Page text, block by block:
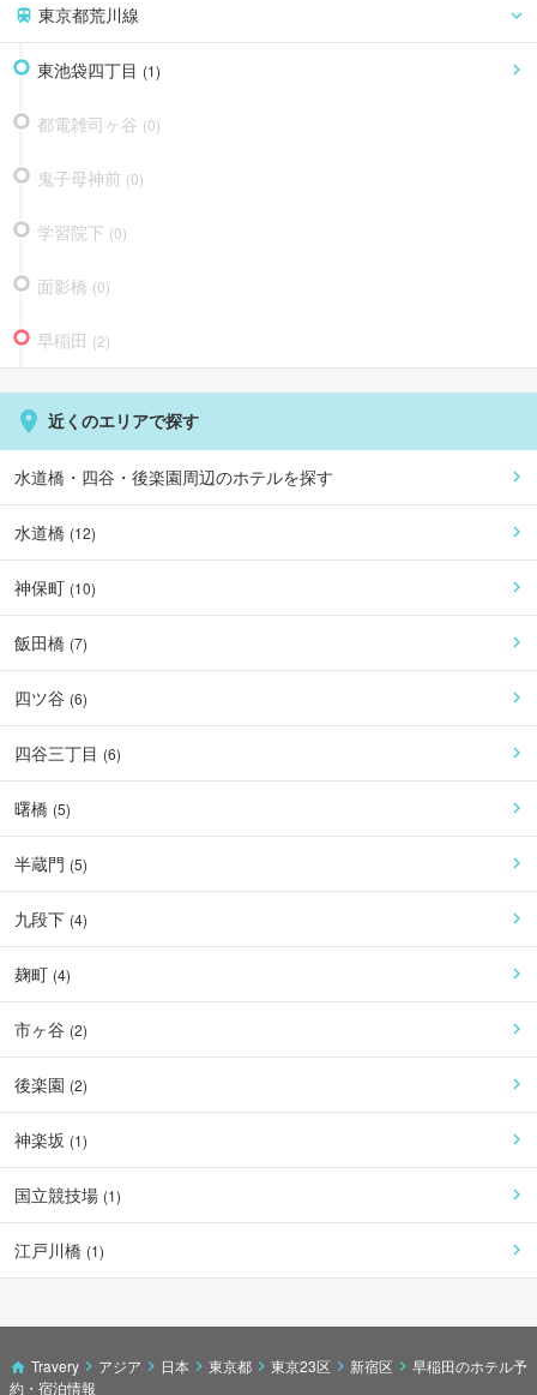
東京都荒川線
東池袋四丁目 (1)
都電雑司ヶ谷 (0)
鬼子母神前 (0)
学習院下 (0)
面影橋 (0)
早稲田 (2)
近くのエリアで探す
水道橋・四谷・後楽園周辺のホテルを探す
水道橋 (12)
神保町 (10)
飯田橋 (7)
四ツ谷 (6)
四谷三丁目 (6)
曙橋 (5)
半蔵門 (5)
九段下 (4)
麹町 (4)
市ヶ谷 (2)
後楽園 (2)
神楽坂 (1)
国立競技場 (1)
江戸川橋 (1)
Travery アジア 日本 東京都 東京23区 新宿区
早稲田のホテル予
約・宿泊情報